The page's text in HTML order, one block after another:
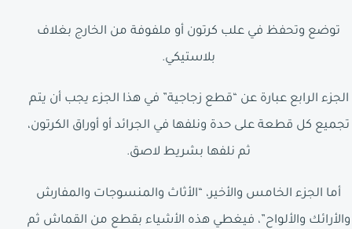
توضع وتحفظ في علب كرتون أو ملفوفة من الخارج بغلاف
بلاستيكي.
الجزء الرابع عبارة عن “قطع زجاجية” في هذا الجزء يجب أن يتم
تجميع كل قطعة على حدة ونلفها في الجرائد أو أوراق الكرتون،
ثم نلفها بشريط لاصق.
أما الجزء الخامس والأخير، “الأثاث والمنسوجات والمفارش
والأرائك والألواح”، فيغطي هذه الأشياء بقطع من القماش ثم